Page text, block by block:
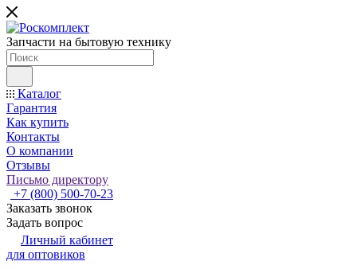
Запчасти на бытовую технику
Каталог
Гарантия
Как купить
Контакты
О компании
Отзывы
Письмо директору
+7 (800) 500-70-23
Заказать звонок
Задать вопрос
Личный кабинет
для оптовиков